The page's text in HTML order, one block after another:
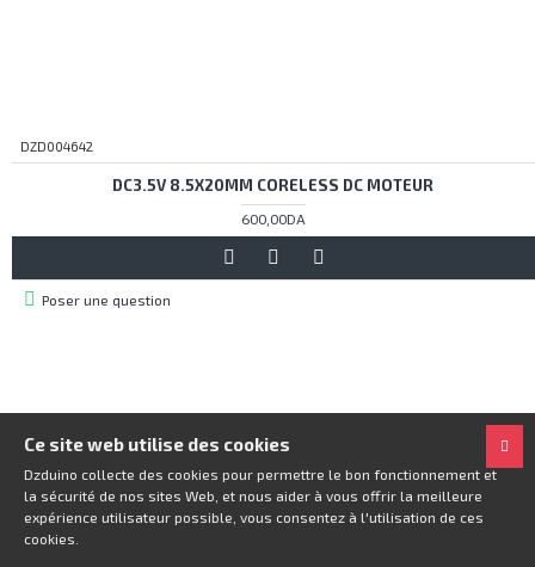
DZD004642
DC3.5V 8.5X20MM CORELESS DC MOTEUR
600,00DA
Poser une question
Ce site web utilise des cookies
Dzduino collecte des cookies pour permettre le bon fonctionnement et
la sécurité de nos sites Web, et nous aider à vous offrir la meilleure
expérience utilisateur possible, vous consentez à l'utilisation de ces
cookies.